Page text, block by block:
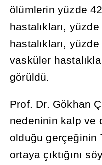
ölümlerin yüzde
hastalıkları, yüzde
hastalıkları,
vasküler hastalı
görüldü.
Prof. Dr. Gökhan
nedeninin kalp ve
olduğu gerçeğinin
ortaya çıktığını